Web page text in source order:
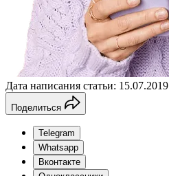
Дата написания статьи: 15.07.2019
Поделиться
Telegram
Whatsapp
Вконтакте